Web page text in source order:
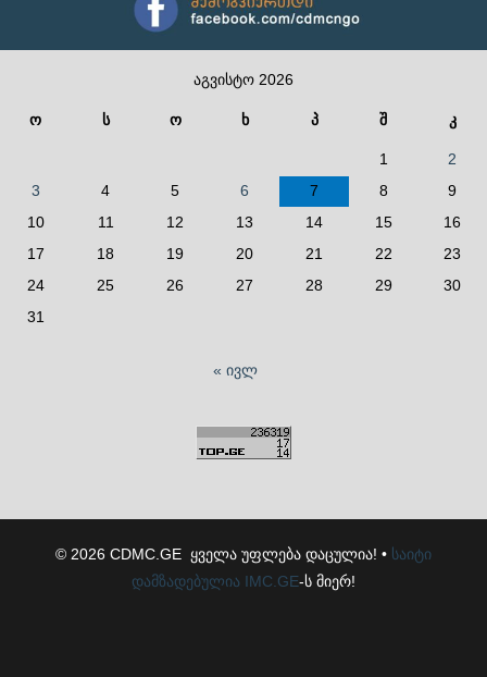
აგვისტო 2026
ო ს ო ხ პ შ კ
1
2
3
4 5 6 7 8
9
10
11 12 13 14 15
16
17
18 19 20 21 22
23
24
25 26 27 28 29
30
31
« ივლ
© 2026 CDMC.GE ყველა უფლება დაცულია! • საიტი
დამზადებულია
IMC.GE-ს მიერ!